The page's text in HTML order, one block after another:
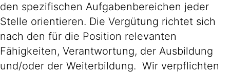
den spezifischen Aufgabenbereichen jeder
Stelle orientieren. Die Vergütung richtet sich
nach den für die Position relevanten
Fähigkeiten, Verantwortung, der Ausbildung
und/oder der Weiterbildung. Wir verpflichten